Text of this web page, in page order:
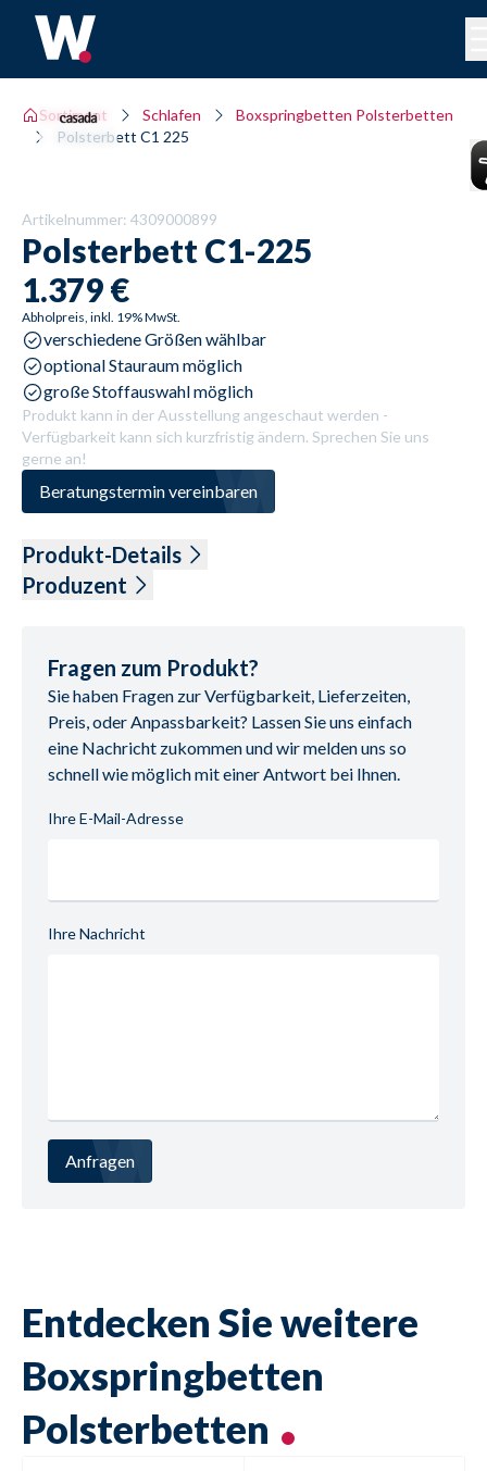
Sortiment Schlafen
Boxspringbetten Polsterbetten
Polsterbett C1 225
Artikelnummer: 4309000899
Polsterbett C1-225
1.379 €
Abholpreis, inkl. 19% MwSt.
verschiedene Größen wählbar
optional Stauraum möglich
große Stoffauswahl möglich
Produkt kann in der Ausstellung angeschaut werden -
Verfügbarkeit kann sich kurzfristig ändern. Sprechen Sie uns
gerne an!
Beratungstermin vereinbaren
Produkt-Details
Polsterbett Liegefläche ca. 180 x 200 cm
Bettrahmen Classic, Seitenhöhe ca. 31 cm
Kopfteil 85750, Rücken unecht, Höhe ohne Fuß ca. 92 cm
Metallfuß 346 schwarz matt, Höhe ca. 15 cm
Ohne Lattenrahmen, Matratzen und Deko
Produzent
Candy Sleep GmbH
Anschrift: Am Jägerheim 1 C, 33378 Rheda-Wiedenbrück,
Deutschland
E-Mail-Adresse: info@candy-sleep.de
UID (Umsatzsteuer-Identifikationsnummer): DE
Fragen zum Produkt?
Sie haben Fragen zur Verfügbarkeit, Lieferzeiten,
Preis, oder Anpassbarkeit? Lassen Sie uns einfach
eine Nachricht zukommen und wir melden uns so
schnell wie möglich mit einer Antwort bei Ihnen.
Ihre E-Mail-Adresse
Ihre Nachricht
Anfragen
Entdecken Sie weitere
Boxspringbetten
Polsterbetten